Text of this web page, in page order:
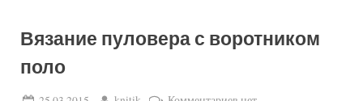
о
е
вязаные
модели
Вязание пуловера с воротником
поло